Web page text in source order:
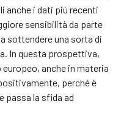
anche i dati più recenti
sensibilità da parte
sottendere una sorta di
In questa prospettiva,
europeo, anche in materia
perché è
passa la sfida ad